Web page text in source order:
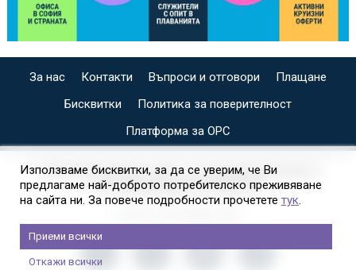
За нас Контакти Въпроси и отговори
Плащане
Бисквитки
Политика за поверителност
Платформа за ОРС
СПЕЦИАЛИЗИРАН САЙТ ЗА ИНДИВИДУАЛНИ И
ОРГАНИЗИРАНИ КРУИЗИ НА
Използваме бисквитки, за да се уверим, че Ви
предлагаме най-доброто потребителско преживяване
на сайта ни. За повече подробности прочетете тук.
Приеми всички
Откажи всички